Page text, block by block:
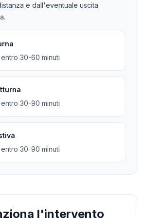
e dall'eventuale uscita
30-60 minuti
30-90 minuti
30-90 minuti
l'intervento